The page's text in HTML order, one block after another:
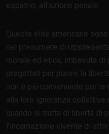
espatrio, all'azione penale.
Queste élite americane
nel presumere di
morale ed etica, imbevuta
progettati per punire la
non è più conveniente per
alla loro ignoranza
quando si tratta di libertà di
l'incarnazione vivente di